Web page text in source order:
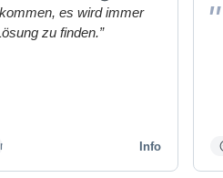
es wird immer
zu finden.”
Partner Info